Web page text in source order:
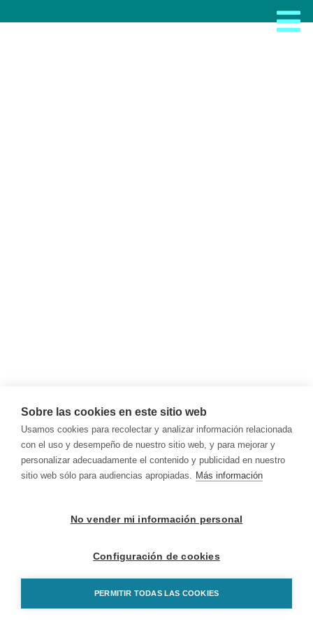
Sobre las cookies en este sitio web
Usamos cookies para recolectar y analizar información relacionada
con el uso y desempeño de nuestro sitio web, y para mejorar y
personalizar adecuadamente el contenido y publicidad en nuestro
sitio web sólo para audiencias apropiadas. Más información
No vender mi información personal
Configuración de cookies
PERMITIR TODAS LAS COOKIES